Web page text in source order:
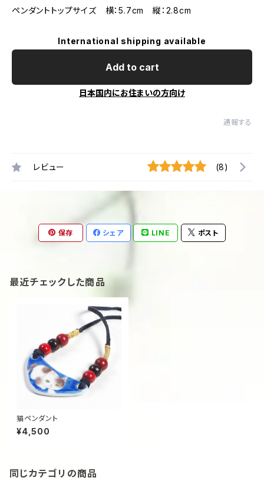
ペンダントトップサイズ 横：5.7cm 縦：2.8cm
International shipping available
Add to cart
日本国内にお住まいの方向け
通報する
レビュー (8)
保存 シェア LINE ポスト
最近チェックした商品
猫ペンダント
¥4,500
同じカテゴリの商品